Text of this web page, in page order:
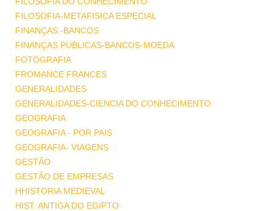
FILOSOFIA-METAFISICA ESPECIAL
FINANÇAS -BANCOS
FINANÇAS PUBLICAS-BANCOS-MOEDA
FOTOGRAFIA
FROMANCE FRANCES
GENERALIDADES
GENERALIDADES-CIENCIA DO CONHECIMENTO
GEOGRAFIA
GEOGRAFIA - POR PAIS
GEOGRAFIA- VIAGENS
GESTÃO
GESTÃO DE EMPRESAS
HHISTORIA MEDIEVAL
HIST. ANTIGA DO EGIPTO